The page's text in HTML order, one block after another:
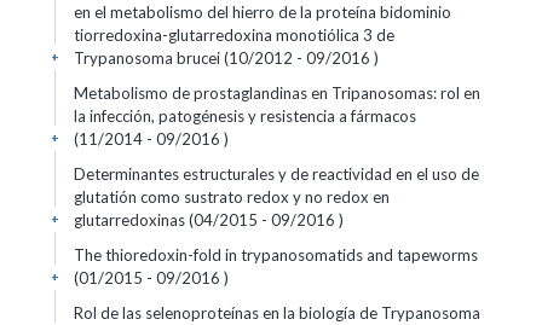
en el metabolismo del hierro de la proteína bidominio
tiorredoxina-glutarredoxina monotiólica 3 de
Trypanosoma brucei (10/2012 - 09/2016 )
+
Metabolismo de prostaglandinas en Tripanosomas: rol en
la infección, patogénesis y resistencia a fármacos
(11/2014 - 09/2016 )
+
Determinantes estructurales y de reactividad en el uso de
glutatión como sustrato redox y no redox en
glutarredoxinas (04/2015 - 09/2016 )
+
The thioredoxin-fold in trypanosomatids and tapeworms
(01/2015 - 09/2016 )
+
Rol de las selenoproteínas en la biología de Trypanosoma